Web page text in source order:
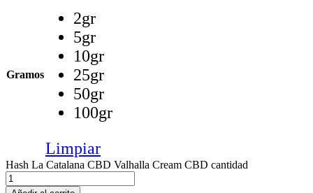
Gramos
2gr
5gr
10gr
25gr
50gr
100gr
Limpiar
Hash La Catalana CBD Valhalla Cream CBD cantidad